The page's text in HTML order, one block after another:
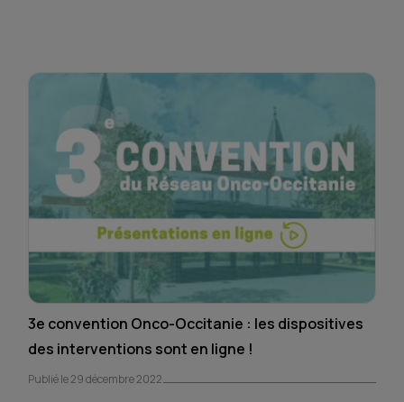
3e convention Onco-Occitanie : les dispositives
des interventions sont en ligne !
Publié le 29 décembre 2022